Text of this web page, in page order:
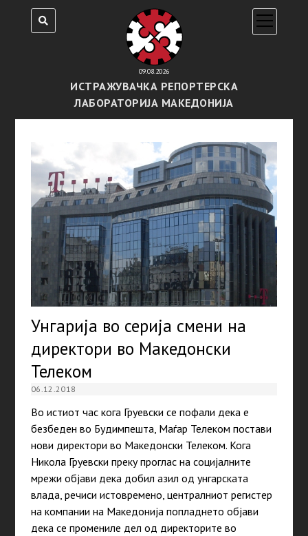
09.08.2026
ИСТРАЖУВАЧКА РЕПОРТЕРСКА
ЛАБОРАТОРИЈА МАКЕДОНИЈА
open
menu
Унгарија во серија смени на
директори во Македонски
Телеком
06.12.2018
Во истиот час кога Груевски се пофали дека е
безбеден во Будимпешта, Маѓар Телеком постави
нови директори во Македонски Телеком. Кога
Никола Груевски преку проглас на социјалните
мрежи објави дека добил азил од унгарската
влада, речиси истовремено, централниот регистер
на компании на Македонија попладнето објави
дека се промениле дел од директорите во